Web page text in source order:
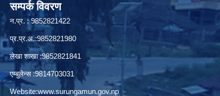
सम्पर्क विवरण
न.प्र. : 9852821422
प्र.प्र.अ.:9852821980
लेखा शाखा :9852821841
एम्बुलेन्स :9814703031
Website:www.surungamun.gov.np